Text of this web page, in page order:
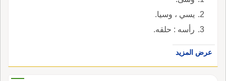
يسي ، وسيا.
رأسه : حلقه.
عرض المزيد